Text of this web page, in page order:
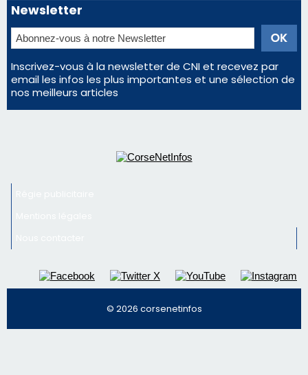
Régie publicitaire
Mentions légales
Nous contacter